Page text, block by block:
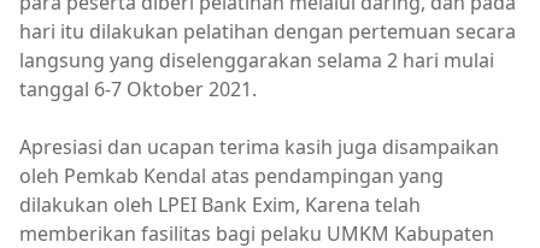
hari itu dilakukan pelatihan dengan pertemuan secara
langsung yang diselenggarakan selama 2 hari mulai
tanggal 6-7 Oktober 2021.
Apresiasi dan ucapan terima kasih juga disampaikan
oleh Pemkab Kendal atas pendampingan yang
dilakukan oleh LPEI Bank Exim, Karena telah
memberikan fasilitas bagi pelaku UMKM Kabupaten